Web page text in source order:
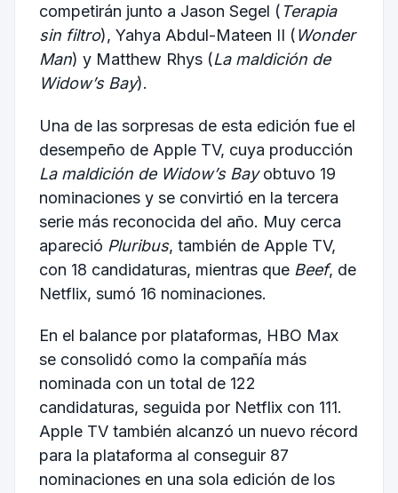
competirán junto a Jason Segel ( Terapia
sin filtro), Yahya Abdul-Mateen II (Wonder
Man) y Matthew Rhys (La maldición de
Widow’s Bay).
Una de las sorpresas de esta edición fue el
desempeño de Apple TV, cuya producción
La maldición de Widow’s Bayobtuvo 19
nominaciones y se convirtió en la tercera
serie más reconocida del año. Muy cerca
apareció Pluribus, también de Apple TV,
con 18 candidaturas, mientras que Beef, de
Netflix, sumó 16 nominaciones.
En el balance por plataformas, HBO Max
se consolidó como la compañía más
nominada con un total de 122
candidaturas, seguida por Netflix con 111.
Apple TV también alcanzó un nuevo récord
para la plataforma al conseguir 87
nominaciones en una sola edición de los